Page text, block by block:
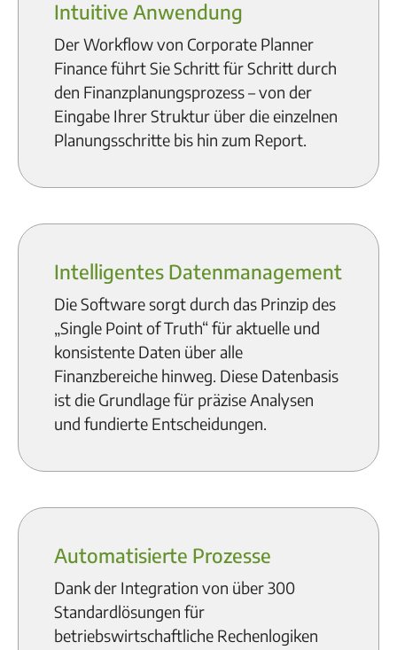
Intuitive Anwendung
Der Workflow von Corporate Planner
Finance führt Sie Schritt für Schritt durch
den Finanzplanungsprozess – von der
Eingabe Ihrer Struktur über die einzelnen
Planungsschritte bis hin zum Report.
Intelligentes Datenmanagement
Die Software sorgt durch das Prinzip des
„Single Point of Truth“ für aktuelle und
konsistente Daten über alle
Finanzbereiche hinweg. Diese Datenbasis
ist die Grundlage für präzise Analysen
und fundierte Entscheidungen.
Automatisierte Prozesse
Dank der Integration von über 300
Standardlösungen für
betriebswirtschaftliche Rechenlogiken